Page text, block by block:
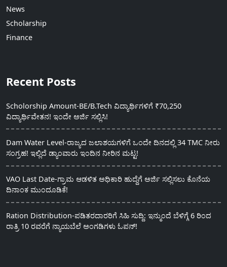
News
Scholarship
Finance
Recent Posts
Scholorship Amount-BE/B.Tech ವಿದ್ಯಾರ್ಥಿಗಳಿಗೆ ₹70,250
ವಿದ್ಯಾರ್ಥಿವೇತನ! ಇಂದೇ ಅರ್ಜಿ ಸಲ್ಲಿಸಿ!
Dam Water Level-ರಾಜ್ಯದ ಜಲಾಶಯಗಳಿಗೆ ಒಂದೇ ದಿನದಲ್ಲಿ 34 TMC ನೀರು
ಸಂಗ್ರಹ! ಇಲ್ಲಿದೆ ಡ್ಯಾಂವಾರು ಇಂದಿನ ನೀರಿನ ಮಟ್ಟ!
VAO Last Date-ಗ್ರಾಮ ಆಡಳಿತ ಅಧಿಕಾರಿ ಹುದ್ದೆಗೆ ಅರ್ಜಿ ಸಲ್ಲಿಸಲು ಕೊನೆಯ
ದಿನಾಂಕ ಮುಂದೂಡಿಕೆ!
Ration Distribution-ಪಡಿತರದಾರರಿಗೆ ಸಿಹಿ ಸುದ್ದಿ: ಇನ್ಮುಂದೆ ಬೆಳಿಗ್ಗೆ 6 ರಿಂದ
ರಾತ್ರಿ 10 ರವರೆಗೆ ನ್ಯಾಯಬೆಲೆ ಅಂಗಡಿಗಳು ಓಪನ್!